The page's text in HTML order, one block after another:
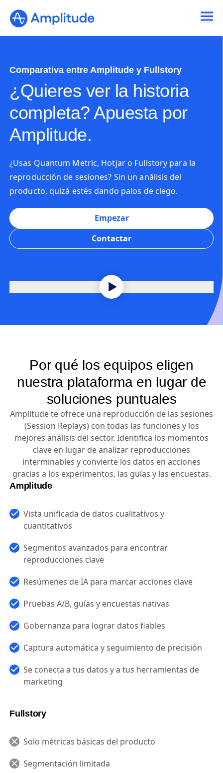
Comparativa entre Amplitude y Fullstory
¿Quieres ver la historia
completa? Apuesta por
Amplitude.
¿Usas Quantum Metric, Hotjar o Fullstory para la
reproducción de sesiones? Sin un análisis del
producto, quizá estés dando palos de ciego.
Empezar
Contactar
Por qué los equipos eligen
nuestra plataforma en lugar de
soluciones puntuales
Amplitude te ofrece una reproducción de las sesiones
(Session Replays) con todas las funciones y los
mejores análisis del sector. Identifica los momentos
clave en lugar de analizar reproducciones
interminables y convierte los datos en acciones
gracias a los experimentos, las guías y las encuestas.
Amplitude
Vista unificada de datos cualitativos y
cuantitativos
Segmentos avanzados para encontrar
reproducciones clave
Resúmenes de IA para marcar acciones clave
Pruebas A/B, guías y encuestas nativas
Gobernanza para lograr datos fiables
Captura automática y seguimiento de precisión
Se conecta a tus datos y a tus herramientas de
marketing
Fullstory
Solo métricas básicas del producto
Segmentación limitada